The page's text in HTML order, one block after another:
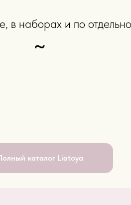
в наборах и по
~
каталог Liatoya